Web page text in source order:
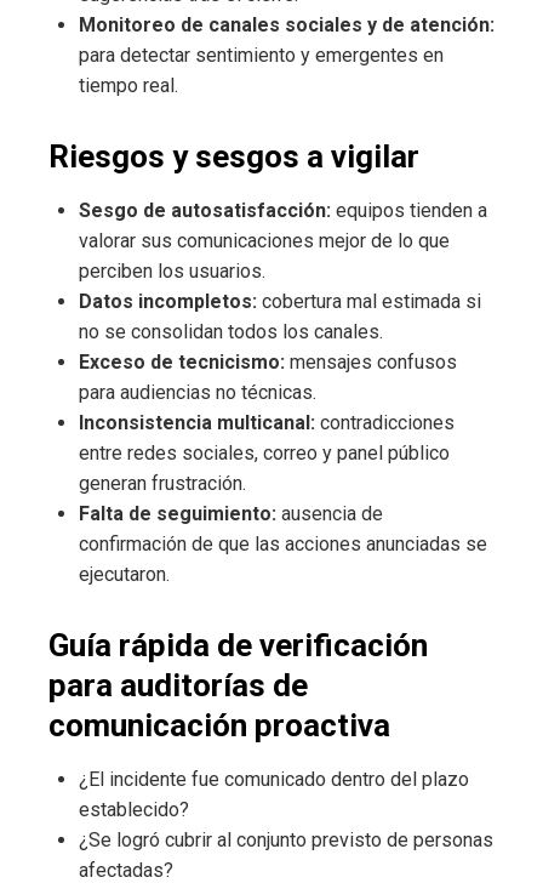
Monitoreo de canales sociales y de atención:
para detectar sentimiento y emergentes en
tiempo real.
Riesgos y sesgos a vigilar
Sesgo de autosatisfacción: equipos tienden a
valorar sus comunicaciones mejor de lo que
perciben los usuarios.
Datos incompletos: cobertura mal estimada si
no se consolidan todos los canales.
Exceso de tecnicismo: mensajes confusos
para audiencias no técnicas.
Inconsistencia multicanal: contradicciones
entre redes sociales, correo y panel público
generan frustración.
Falta de seguimiento: ausencia de
confirmación de que las acciones anunciadas se
ejecutaron.
Guía rápida de verificación
para auditorías de
comunicación proactiva
¿El incidente fue comunicado dentro del plazo
establecido?
¿Se logró cubrir al conjunto previsto de personas
afectadas?